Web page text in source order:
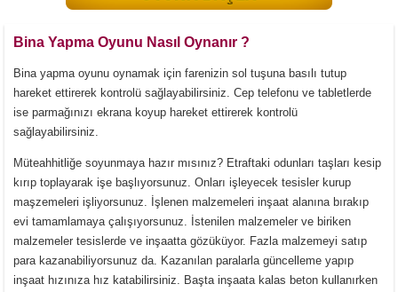
Bina Yapma Oyunu Nasıl Oynanır ?
Bina yapma oyunu oynamak için farenizin sol tuşuna basılı tutup
hareket ettirerek kontrolü sağlayabilirsiniz. Cep telefonu ve tabletlerde
ise parmağınızı ekrana koyup hareket ettirerek kontrolü
sağlayabilirsiniz.
Müteahhitliğe soyunmaya hazır mısınız? Etraftaki odunları taşları kesip
kırıp toplayarak işe başlıyorsunuz. Onları işleyecek tesisler kurup
maşzemeleri işliyorsunuz. İşlenen malzemeleri inşaat alanına bırakıp
evi tamamlamaya çalışıyorsunuz. İstenilen malzemeler ve biriken
malzemeler tesislerde ve inşaatta gözüküyor. Fazla malzemeyi satıp
para kazanabiliyorsunuz da. Kazanılan paralarla güncelleme yapıp
inşaat hızınıza hız katabilirsiniz. Başta inşaata kalas beton kullanırken